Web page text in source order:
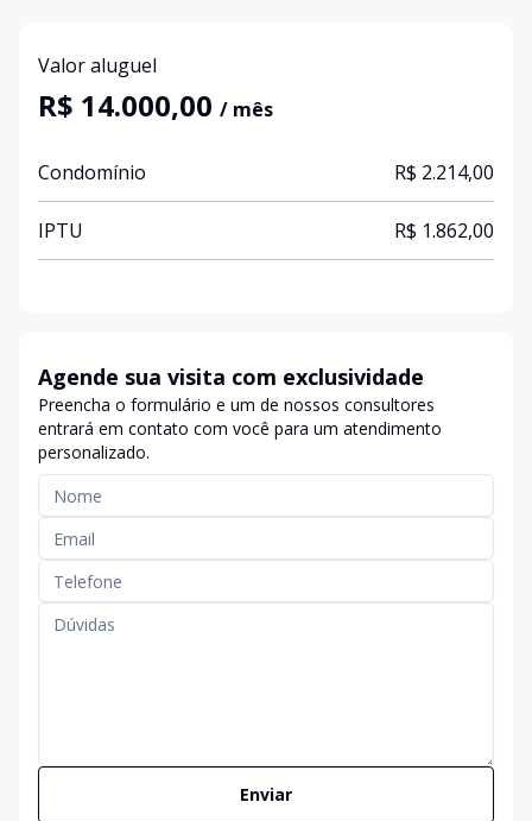
Valor aluguel
R$ 14.000,00 / mês
Condomínio R$ 2.214,00
IPTU R$ 1.862,00
Agende sua visita com exclusividade
Preencha o formulário e um de nossos consultores
entrará em contato com você para um atendimento
personalizado.
Enviar